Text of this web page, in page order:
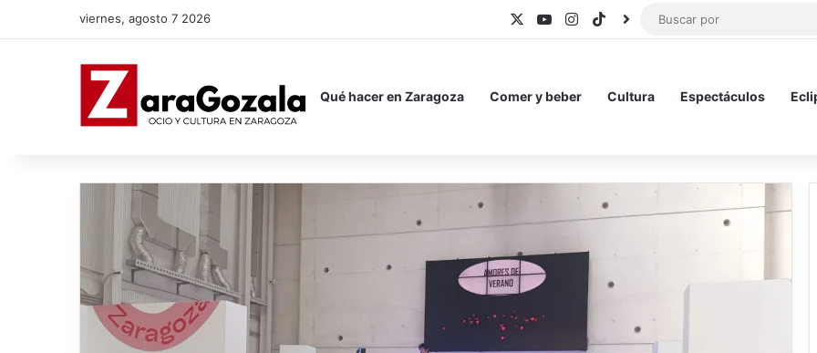
viernes, agosto 7 2026 YouTubeInstagram
TikTokBlueSky
Qué hacer en Zaragoza Comer y beber Cultura Espectáculos